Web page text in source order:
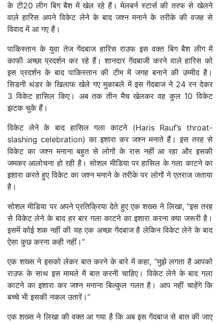
के टी20 लीग बिग बैश में खेल रहे हैं। मेलबर्न स्टार्स की तरफ से खेलने
वाले हारिस अपने विकेट लेने के बाद जश्न मनाने के तरीके की वजह से
विवाद में आ गए हैं।
पाकिस्तान के युवा तेज गेंदबाज हारिस राउफ इस वक्त बिग बैश लीग में
काफी अच्छा प्रदर्शन कर रहे हैं। शानदार गेंदबाजी करने वाले हारिस को
इस प्रदर्शन के बाद पाकिस्तान की टीम में जगह बनाने की उम्मीद है।
सिडनी थंडर के खिलाफ खेले गए मुकाबले में इस गेंदबाज ने 24 रन देकर
3 विकेट हासिल किए। अब तक तीन मैच खेलकर वह कुल 10 विकेट
झटक चुके हैं।
विकेट लेने के बाद हासिल गला काटने (Haris Rauf’s throat-
slashing celebration) का इशारा कर जश्न मनाते हैं। इस तरह से
विकेट का जश्न मनाना बहुत से लोगों के रास नहीं आ रहा और इसकी
जमकर आलोचना हो रही है। सोशल मीडिया पर हासिल के गला काटने का
इशारा करते हुए विकेट का जश्न मनाने के तरीके पर लोगों ने एतराज जताया
है।
सोशल मीडिया पर अपने प्रतिक्रिया देते हुए एक शख्स ने लिखा, “इस तरह
से विकेट लेने के बाद हर बार गला काटने का इशारा करना क्या जरूरी है।
इसमें कोई शक नहीं की यह एक अच्छा गेंदबाज है लेकिन विकेट लेने के बाद
ऐसा कुछ करना कही नहीं।”
एक शख्स ने इसको लेकर बात करने के बारे में कहा, “मुझे लगता है आपको
राउफ के साथ इस मामले में बात करनी चाहिए। विकेट लेने के बाद गला
काटने का इशारा कर जश्न मनाना बिल्कुल गलत है। आप नहीं चाहेंगे कि
बच्चे भी इसकी नकल उतारें।”
एक शख्स ने लिखा की वक्त आ गया है कि अब इस गेंदबाज से बात की जाए